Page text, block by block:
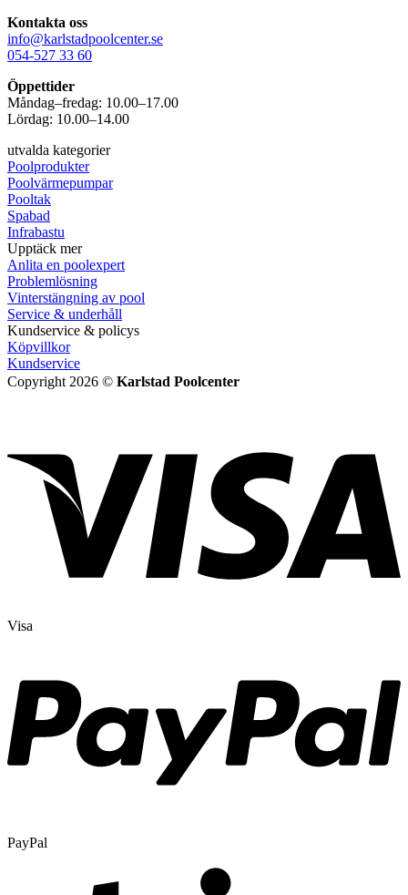
Kontakta oss
info@karlstadpoolcenter.se
054-527 33 60
Öppettider
Måndag–fredag: 10.00–17.00
Lördag: 10.00–14.00
utvalda kategorier
Poolprodukter
Poolvärmepumpar
Pooltak
Spabad
Infrabastu
Upptäck mer
Anlita en poolexpert
Problemlösning
Vinterstängning av pool
Service & underhåll
Kundservice & policys
Köpvillkor
Kundservice
Copyright 2026 © Karlstad Poolcenter
Visa
PayPal